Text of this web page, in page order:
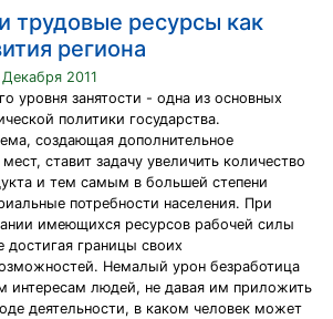
трудовые ресурсы как
региона
2011
уровня занятости - одна из основных
политики государства.
создающая дополнительное
ставит задачу увеличить количество
и тем самым в большей степени
потребности населения. При
имеющихся ресурсов рабочей силы
достигая границы своих
Немалый урон безработица
интересам людей, не давая им приложить
деятельности, в каком человек может